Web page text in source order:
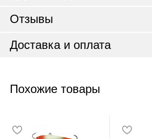
Отзывы
Доставка и оплата
Похожие товары